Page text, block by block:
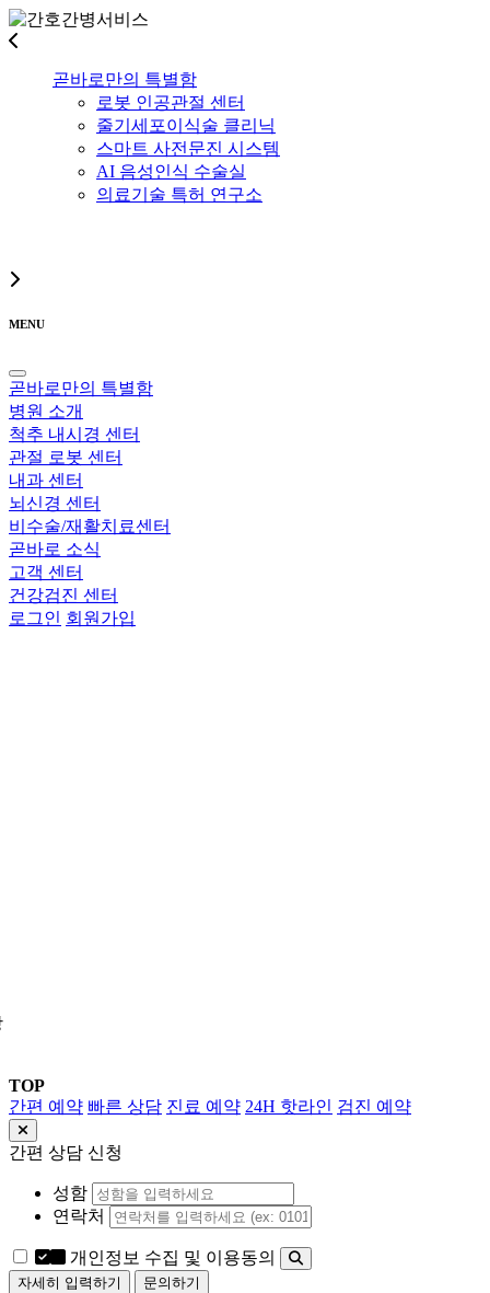
곧바로만의 특별함
로봇 인공관절 센터
줄기세포이식술 클리닉
스마트 사전문진 시스템
AI 음성인식 수술실
의료기술 특허 연구소
MENU
곧바로만의 특별함
병원 소개
척추 내시경 센터
관절 로봇 센터
내과 센터
뇌신경 센터
비수술/재활치료센터
곧바로 소식
고객 센터
건강검진 센터
로그인 회원가입
TOP
간편 예약 빠른 상담 진료 예약 24H 핫라인 검진 예약
간편 상담 신청
성함
연락처
개인정보 수집 및 이용동의
자세히 입력하기 문의하기